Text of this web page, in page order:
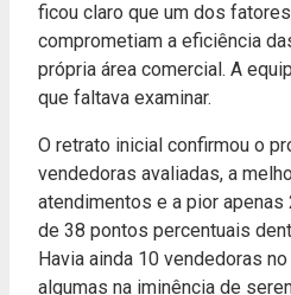
ficou claro que um dos
comprometiam a eficiência
própria área comercial. A
que faltava examinar.
O retrato inicial confirmou o
vendedoras avaliadas, a
atendimentos e a pior
de 38 pontos percentuais
Havia ainda 10 vendedoras
algumas na iminência de